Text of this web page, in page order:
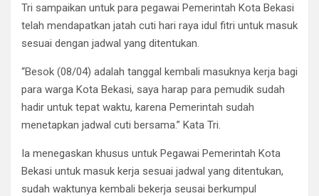
Tri sampaikan untuk para pegawai Pemerintah Kota Bekasi
telah mendapatkan jatah cuti hari raya idul fitri untuk masuk
sesuai dengan jadwal yang ditentukan.
“Besok (08/04) adalah tanggal kembali masuknya kerja bagi
para warga Kota Bekasi, saya harap para pemudik sudah
hadir untuk tepat waktu, karena Pemerintah sudah
menetapkan jadwal cuti bersama.” Kata Tri.
Ia menegaskan khusus untuk Pegawai Pemerintah Kota
Bekasi untuk masuk kerja sesuai jadwal yang ditentukan,
sudah waktunya kembali bekerja seusai berkumpul